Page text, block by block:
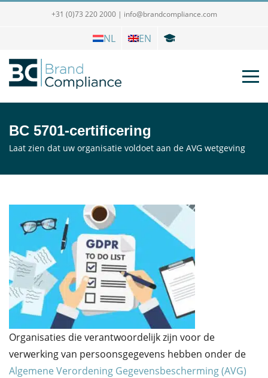
+31 (0)73 220 2000 | info@brandcompliance.com
NL EN
BC 5701-certificering
Laat zien dat uw organisatie voldoet aan de AVG wetgeving
Organisaties die verantwoordelijk zijn voor de
verwerking van persoonsgegevens hebben onder de
Algemene Verordening Gegevensbescherming (AVG)